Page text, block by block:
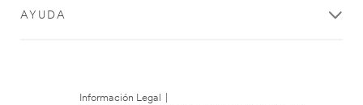
AYUDA
Información Legal